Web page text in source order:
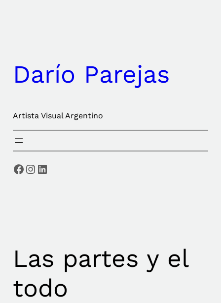
Darío Parejas
Artista Visual Argentino
Facebook Instagram LinkedIn
Las partes y el
todo